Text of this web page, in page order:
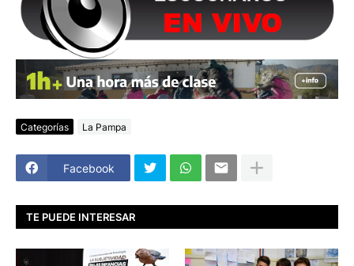
Categorías La Pampa
Facebook
TE PUEDE INTERESAR